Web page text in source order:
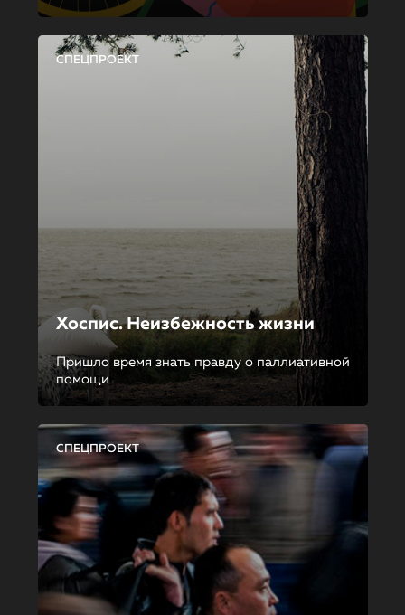
СПЕЦПРОЕКТ
Хоспис. Неизбежность жизни
Пришло время знать правду о паллиативной
помощи
СПЕЦПРОЕКТ